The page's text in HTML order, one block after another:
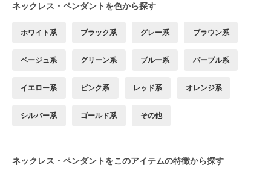
ネックレス・ペンダントを色から探す
ホワイト系 ブラック系 グレー系 ブラウン系
ベージュ系 グリーン系 ブルー系 パープル系
イエロー系 ピンク系 レッド系 オレンジ系
シルバー系 ゴールド系 その他
ネックレス・ペンダントをこのアイテムの特徴から探す